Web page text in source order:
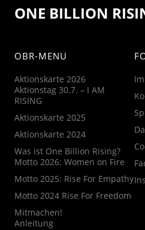
ONE BILLION
OBR-MENU
Aktionskarte 2026
Aktionstag 30.7. – I AM
RISING
Aktionskarte 2025
Aktionskarte 2024
Was ist One Billion Rising?
Motto 2026: Women on Fire
Motto 2025: Rise For Empathy
Motto 2024 Rise For Freedom
Mitmachen!
Anleitung